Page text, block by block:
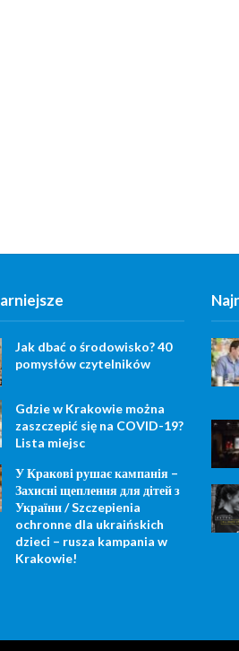
Jak dbać o środowisko? 40
pomysłów czytelników
Gdzie w Krakowie można
zaszczepić się na COVID-19?
Lista miejsc
У Кракові рушає кампанія –
Захисні щеплення для дітей з
України / Szczepienia
ochronne dla ukraińskich
dzieci – rusza kampania w
Krakowie!